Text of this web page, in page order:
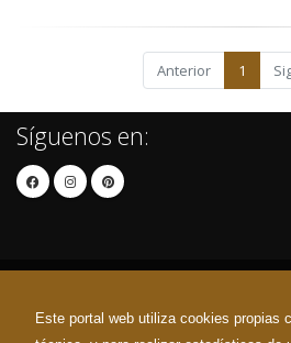
Este portal web utiliza cookies propias
Anterior 1
Síguenos en: